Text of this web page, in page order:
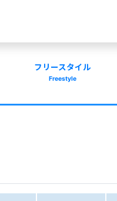
フリースタイル
Freestyle